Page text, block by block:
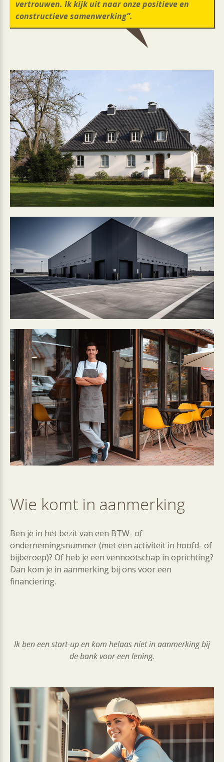
vertrouwen. Ik kijk uit naar onze positieve en
constructieve samenwerking”.
Wie komt in aanmerking
Ben je in het bezit van een BTW- of
ondernemingsnummer (met een activiteit in hoofd- of
bijberoep)? Of heb je een vennootschap in oprichting?
Dan kom je in aanmerking bij ons voor een
financiering.
Ik ben een start-up en kom helaas niet in aanmerking bij
de bank voor een lening.